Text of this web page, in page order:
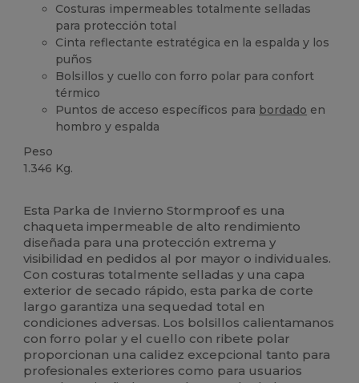
Costuras impermeables totalmente selladas
para protección total
Cinta reflectante estratégica en la espalda y los
puños
Bolsillos y cuello con forro polar para confort
térmico
Puntos de acceso específicos para bordado en
hombro y espalda
Peso
1.346 Kg.
Esta Parka de Invierno Stormproof es una
chaqueta impermeable de alto rendimiento
diseñada para una protección extrema y
visibilidad en pedidos al por mayor o individuales.
Con costuras totalmente selladas y una capa
exterior de secado rápido, esta parka de corte
largo garantiza una sequedad total en
condiciones adversas. Los bolsillos calientamanos
con forro polar y el cuello con ribete polar
proporcionan una calidez excepcional tanto para
profesionales exteriores como para usuarios